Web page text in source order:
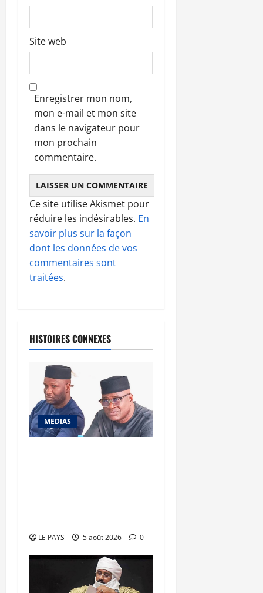
Site web
Enregistrer mon nom,
mon e-mail et mon site
dans le navigateur pour
mon prochain
commentaire.
Ce site utilise Akismet pour
réduire les indésirables. En
savoir plus sur la façon
dont les données de vos
commentaires sont
traitées.
HISTOIRES CONNEXES
MEDIAS
LE PAYS 5 août 2026 0